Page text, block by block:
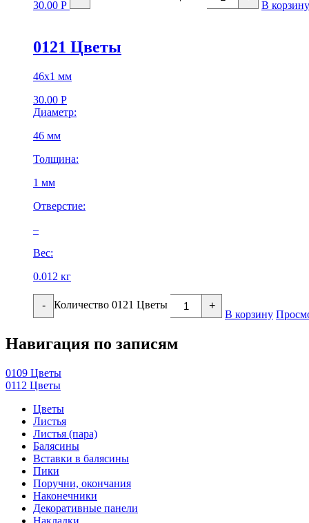
30.00 Р В корзину
0121 Цветы
46х1 мм
30.00 Р
Диаметр:
46 мм
Толщина:
1 мм
Отверстие:
–
Вес:
0.012 кг
- Количество 0121 Цветы +
В корзину
Навигация по записям
0109 Цветы
0112 Цветы
Цветы
Листья
Листья (пара)
Балясины
Вставки в балясины
Пики
Поручни, окончания
Наконечники
Декоративные панели
Накладки